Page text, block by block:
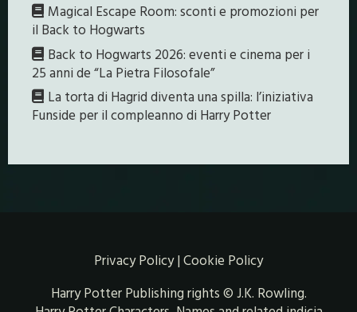
Magical Escape Room: sconti e promozioni per
il Back to Hogwarts
Back to Hogwarts 2026: eventi e cinema per i
25 anni de “La Pietra Filosofale”
La torta di Hagrid diventa una spilla: l’iniziativa
Funside per il compleanno di Harry Potter
Privacy Policy| Cookie Policy
Harry Potter Publishing rights © J.K. Rowling.